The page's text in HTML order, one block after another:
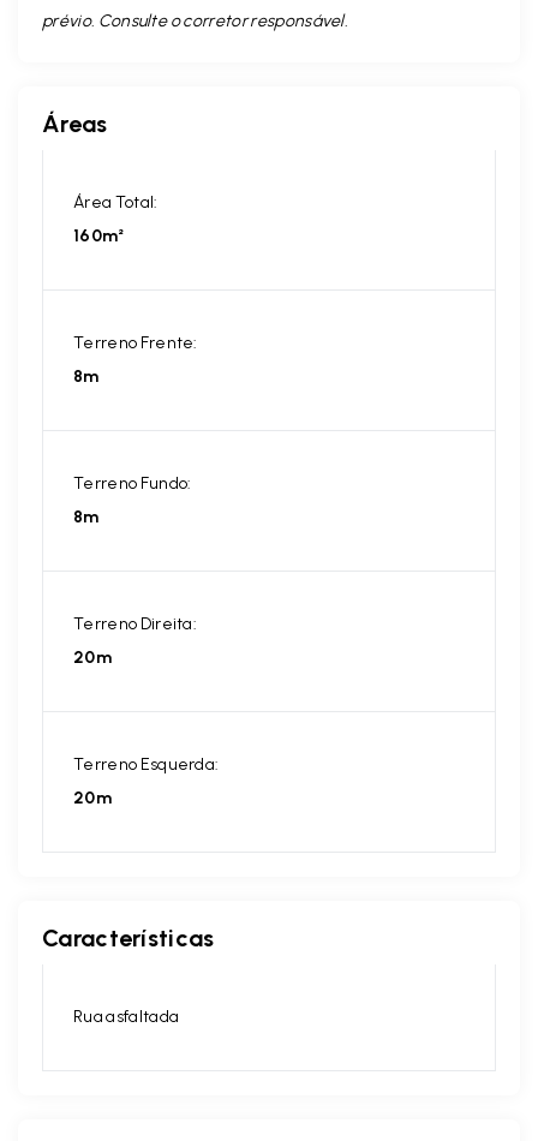
prévio. Consulte o corretor responsável.
Áreas
Área Total:
160m²
Terreno Frente:
8m
Terreno Fundo:
8m
Terreno Direita:
20m
Terreno Esquerda:
20m
Características
Rua asfaltada